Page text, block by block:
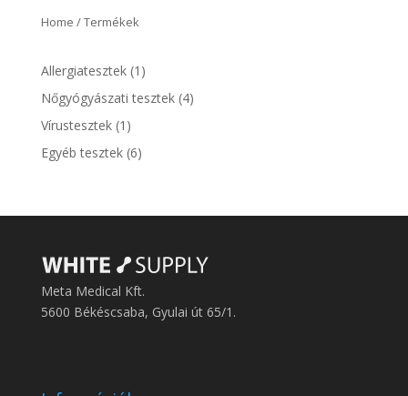
Home / Termékek
Allergiatesztek 1 1
product
Nőgyógyászati tesztek 44
Vírustesztek 1 1
product
Egyéb tesztek 66
Meta Medical Kft.
5600 Békéscsaba, Gyulai út 65/1.